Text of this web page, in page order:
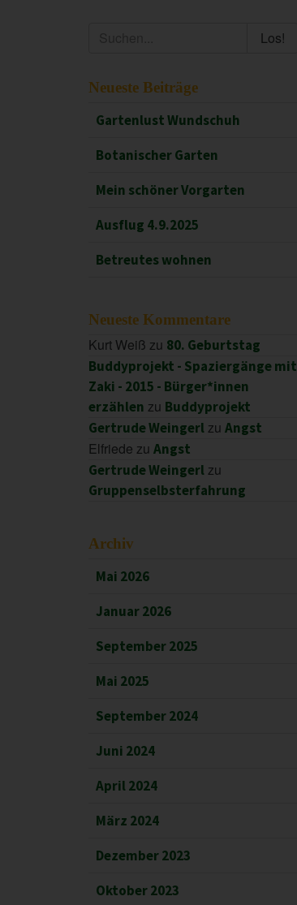
Los!
Neueste Beiträge
Gartenlust Wundschuh
Botanischer Garten
Mein schöner Vorgarten
Ausflug 4.9.2025
Betreutes wohnen
Neueste Kommentare
Kurt Weiß zu 80. Geburtstag
Buddyprojekt - Spaziergänge mit
Zaki - 2015 - Bürger*innen
erzählen zu Buddyprojekt
Gertrude Weingerl zu Angst
Elfriede zu Angst
Gertrude Weingerl zu
Gruppenselbsterfahrung
Archiv
Mai 2026
Januar 2026
September 2025
Mai 2025
September 2024
Juni 2024
April 2024
März 2024
Dezember 2023
Oktober 2023